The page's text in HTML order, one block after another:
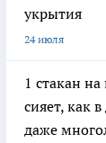
укрытия
24 июля
1 стакан
сияет, как
даже